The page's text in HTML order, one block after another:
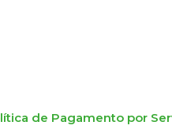
de Pagamento por